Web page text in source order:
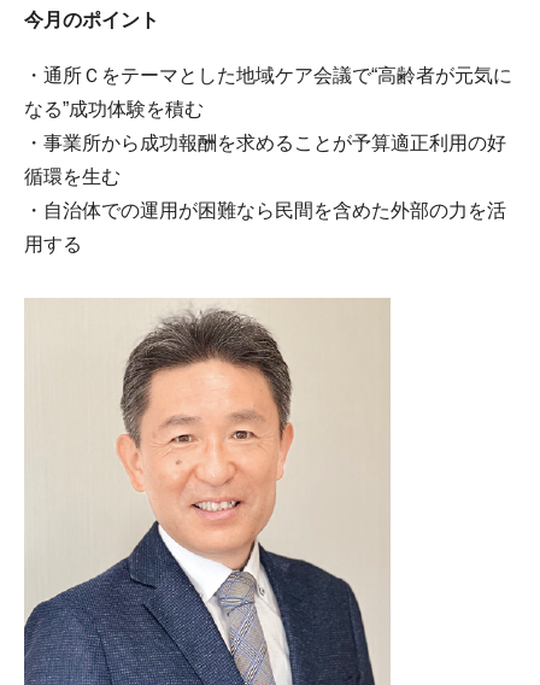
今月のポイント
・通所Ｃをテーマとした地域ケア会議で“高齢者が元気に
なる”成功体験を積む
・事業所から成功報酬を求めることが予算適正利用の好
循環を生む
・自治体での運用が困難なら民間を含めた外部の力を活
用する